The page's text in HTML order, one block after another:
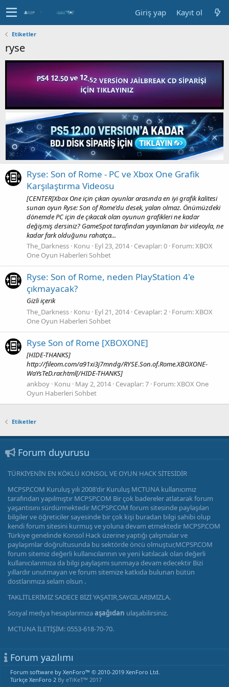
Giriş yap Kayıt ol
Etiketler
ryse
Ryse: Son of Rome - PC ve Xbox One Grafik
Karşılaştırma Videosu
[CENTER]Xbox One için çıkan oyunlar arasında en iyi grafik kalitesi
sunan oyun Ryse: Son of Rome'du desek, yalan olmaz. Önümüzdeki
dönemde PC için de çıkacak olan oyunun grafikleri ne kadar
değişmiş dersiniz? GameSpot tarafından yayınlanan bir videoyla, ne
kadar fark olduğunu rahatça...
The_Darkness Konu Eyl 23, 2014 Cevaplar: 0 Forum:XBOX
One Oyun Haberleri Sohbet
Ryse: Son of Rome, neden PlayStation 4'e
çıkmayacak?
Gizli içerik
The_Darkness Konu Eyl 21, 2014 Cevaplar: 2 Forum:XBOX
One Oyun Haberleri Sohbet
Ryse Son of Rome [XBOXONE]
[HIDE-THANKS]
http://fileom.com/a91xi3j7mndg/RYSE.Son.of.Rome.XBOXONE-
WaYsTeD.rar.html[/HIDE-THANKS]
ankboy Konu May 2, 2014 Cevaplar: 7 Forum:XBOX One
Oyun Haberleri Sohbet
Etiketler
Forum duyurusu
TÜRKİYENİN EN KÖKLÜ KONSOL VE OYUN HACK SİTESİDİR
MCPSP.COM Kuruluş yılı 2008'dir Kuruluş MCTUNA kullanıcımız
tarafından yapılmıştır MCPSP.COM Bir çok badereler atlatarak forum
yaşantısını sürdürmektedir MCPSP.COM forum sitesinde paylaşılan
bilgiler ve öğreticiler sayesinde bir çok kişi buradan bilgi sahibi olup
kendi forum sitesini kurmuş ve yoluna devam etmektedir MCPSP.COM
Türkiye genelinde Konsol Hack üzerine yaptığı çalışmalar ve
paylaşımlar doğrultusunda bu sektörde öncü olmuştur,MCPSP.COM
forum sitemiz değerli kullanıcılarının ve yeni katılacak olan değerli
kullanıcılarımıza da bilgi paylaşımı sunmaya devam edecektir Bizi
yıllardır unutmayan ve forum sitemize katkıda bulunan bütün
dostlarımıza selam olsun .
TAKLİTLERİMİZ SADECE BİZİ YAŞATIR,SAYGILARIMIZLA.
Sosyal medya hesaplarımızaaşağıdan ulaşabilirsiniz.
MCTUNA İLETİŞİM: 0553-618-70-70.
Forum yazılımı
Forum software by XenForo™ © 2010-2019 XenForo Ltd.
Türkçe XenForo 2 By eTiKeT™ 2017